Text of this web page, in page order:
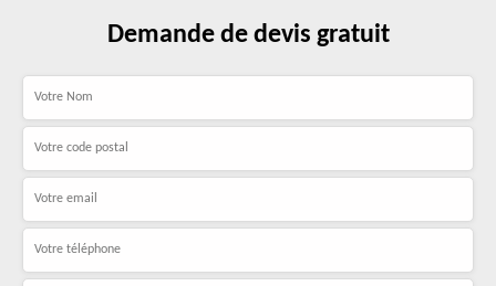
Demande de devis gratuit